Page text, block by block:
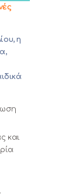
η
και